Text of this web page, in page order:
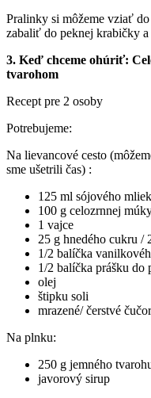
Pralinky si môžeme vziať
zabaliť do peknej krabičky
3. Keď chceme ohúriť:
tvarohom
Recept pre 2 osoby
Potrebujeme:
Na lievancové cesto
sme ušetrili čas) :
125 ml sójového
100 g celozrnnej
1 vajce
25 g hnedého cukru /
1/2 balíčka
1/2 balíčka prášku do
olej
štipku soli
mrazené/ čerstvé
Na plnku:
250 g jemného
javorový sirup